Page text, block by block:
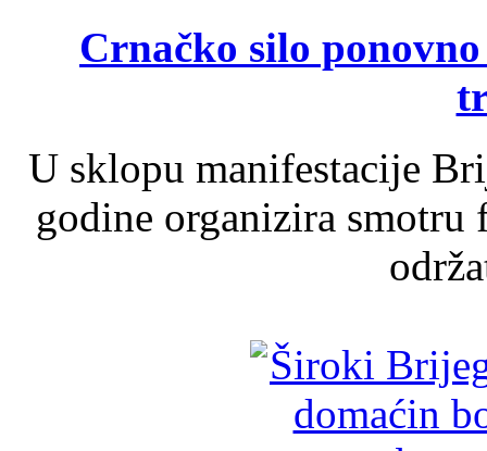
Crnačko silo
U sklopu manifestacije
godine organizira